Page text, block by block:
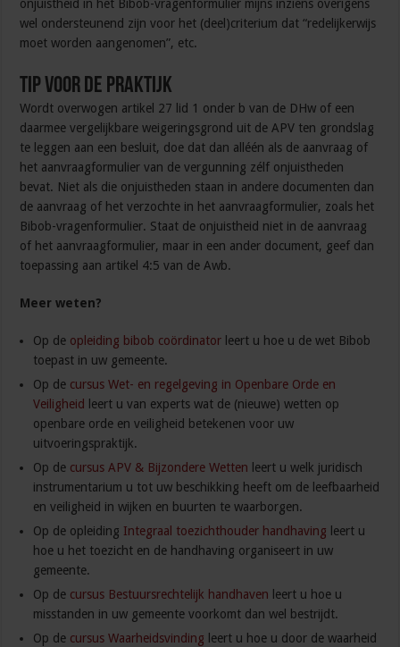
onjuistheid in het Bibob-vragenformulier mijns inziens overigens
wel ondersteunend zijn voor het (deel)criterium dat “redelijkerwijs
moet worden aangenomen”, etc.
Tip voor de praktijk
Wordt overwogen artikel 27 lid 1 onder b van de DHw of een
daarmee vergelijkbare weigeringsgrond uit de APV ten grondslag
te leggen aan een besluit, doe dat dan alléén als de aanvraag of
het aanvraagformulier van de vergunning zélf onjuistheden
bevat. Niet als die onjuistheden staan in andere documenten dan
de aanvraag of het verzochte in het aanvraagformulier, zoals het
Bibob-vragenformulier. Staat de onjuistheid niet in de aanvraag
of het aanvraagformulier, maar in een ander document, geef dan
toepassing aan artikel 4:5 van de Awb.
Meer weten?
Op de opleiding bibob coördinator leert u hoe u de wet Bibob
toepast in uw gemeente.
Op de cursus Wet- en regelgeving in Openbare Orde en
Veiligheid
leert u van experts wat de (nieuwe) wetten op
openbare orde en veiligheid betekenen voor uw
uitvoeringspraktijk.
Op de cursus APV & Bijzondere Wetten leert u welk juridisch
instrumentarium u tot uw beschikking heeft om de leefbaarheid
en veiligheid in wijken en buurten te waarborgen.
Op de opleiding Integraal toezichthouder handhaving leert u
hoe u het toezicht en de handhaving organiseert in uw
gemeente.
Op de cursus Bestuursrechtelijk handhaven leert u hoe u
misstanden in uw gemeente voorkomt dan wel bestrijdt.
Op de cursus Waarheidsvinding leert u hoe u door de waarheid